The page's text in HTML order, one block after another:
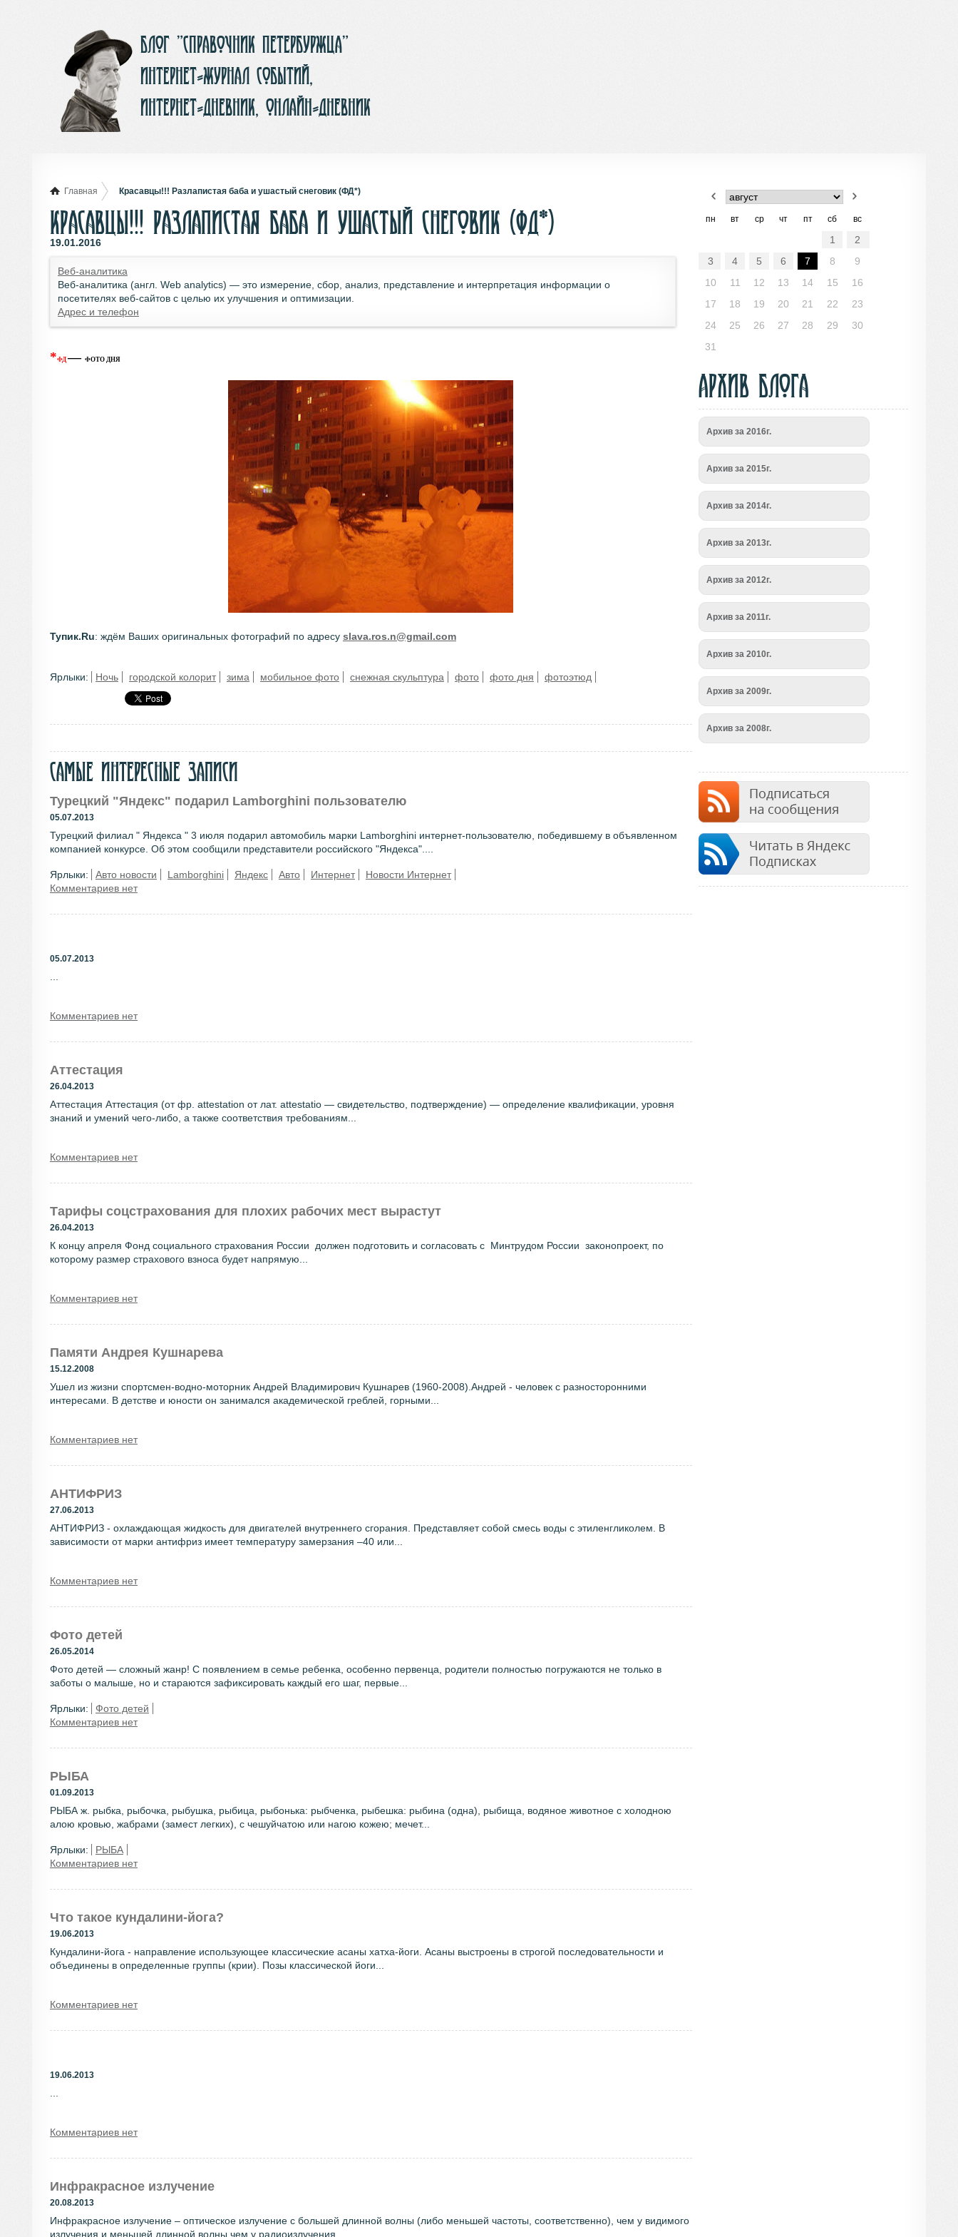
Блог ”Справочник Петербуржца”
интернет-журнал событий,
интернет-дневник, онлайн-дневник
Главная Красавцы!!! Разлапистая баба и ушастый снеговик (ФД*)
Красавцы!!! Разлапистая баба и ушастый снеговик (ФД*)
19.01.2016
Веб-аналитика
Веб-аналитика (англ. Web analytics) — это измерение, сбор, анализ, представление и интерпретация информации о
посетителях веб-сайтов с целью их улучшения и оптимизации.
Адрес и телефон
*ФД— ФОТО ДНЯ
Тупик.Ru: ждём Ваших оригинальных фотографий по адресу slava.ros.n@gmail.com
Ярлыки: Ночь городской колорит зима мобильное фото снежная скульптура фото фото дня фотоэтюд
Самые интересные записи
Турецкий "Яндекс" подарил Lamborghini пользователю
05.07.2013
Турецкий филиал " Яндекса " 3 июля подарил автомобиль марки Lamborghini интернет-пользователю, победившему в объявленном
компанией конкурсе. Об этом сообщили представители российского "Яндекса"....
Ярлыки: Авто новости Lamborghini Яндекс Авто Интернет
Новости Интернет
Комментариев нет
05.07.2013
Комментариев нет
Аттестация
26.04.2013
Аттестация Аттестация (от фр. attestation от лат. attestatio — свидетельство, подтверждение) — определение квалификации, уровня
знаний и умений чего-либо, а также соответствия требованиям...
Комментариев нет
Тарифы соцстрахования для плохих рабочих мест вырастут
26.04.2013
К концу апреля Фонд социального страхования России должен подготовить и согласовать с Минтрудом России законопроект, по
которому размер страхового взноса будет напрямую...
Комментариев нет
Памяти Андрея Кушнарева
15.12.2008
Ушел из жизни спортсмен-водно-моторник Андрей Владимирович Кушнарев (1960-2008).Андрей - человек с разносторонними
интересами. В детстве и юности он занимался академической греблей, горными...
Комментариев нет
АНТИФРИЗ
27.06.2013
АНТИФРИЗ - охлаждающая жидкость для двигателей внутреннего сгорания. Представляет собой смесь воды с этиленгликолем. В
зависимости от марки антифриз имеет температуру замерзания –40 или...
Комментариев нет
Фото детей
26.05.2014
Фото детей — сложный жанр! С появлением в семье ребенка, особенно первенца, родители полностью погружаются не только в
заботы о малыше, но и стараются зафиксировать каждый его шаг, первые...
Ярлыки:
Фото детей
Комментариев нет
РЫБА
01.09.2013
РЫБА ж. рыбка, рыбочка, рыбушка, рыбица, рыбонька: рыбченка, рыбешка: рыбина (одна), рыбища, водяное животное с холодною
алою кровью, жабрами (замест легких), с чешуйчатою или нагою кожею; мечет...
Ярлыки:
РЫБА
Комментариев нет
Что такое кундалини-йога?
19.06.2013
Кундалини-йога - направление использующее классические асаны хатха-йоги. Асаны выстроены в строгой последовательности и
объединены в определенные группы (крии). Позы классической йоги...
Комментариев нет
19.06.2013
Комментариев нет
Инфракрасное излучение
20.08.2013
Инфракрасное излучение – оптическое излучение с большей длинной волны (либо меньшей частоты, соответственно), чем у видимого
излучения и меньшей длинной волны чем у радиоизлучения....
пн вт ср чт пт сб вс
1
2
3
4 5 6 7 8
9
10
11 12 13 14 15
16
17
18 19 20 21 22
23
24
25 26 27 28 29
30
31
Архив блога
Архив за 2016г.
Архив за 2015г.
Архив за 2014г.
Архив за 2013г.
Архив за 2012г.
Архив за 2011г.
Архив за 2010г.
Архив за 2009г.
Архив за 2008г.